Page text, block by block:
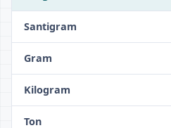
Santigram
Gram
Kilogram
Ton